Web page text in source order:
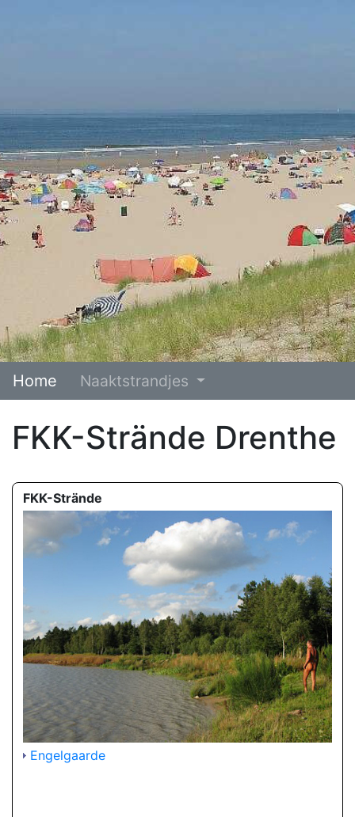
Home Naaktstrandjes
FKK-Strände Drenthe
FKK-Strände
Engelgaarde